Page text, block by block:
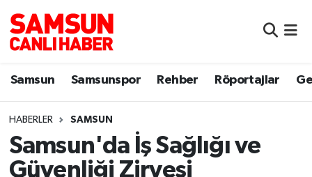
Samsun Samsunspor Rehber Röportajlar
HABERLER SAMSUN
Samsun'da İş Sağlığı ve
Güvenliği Zirvesi
Samsun
Sokak Röportajları
Genel
Samsun Nöbetçi Eczaneler
Samsun Hava Durumu
Samsun Namaz Vakitleri
Samsun Trafik Yoğunluk Haritası